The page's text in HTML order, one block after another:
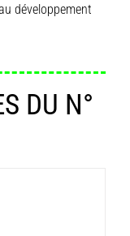
développement
DU N°